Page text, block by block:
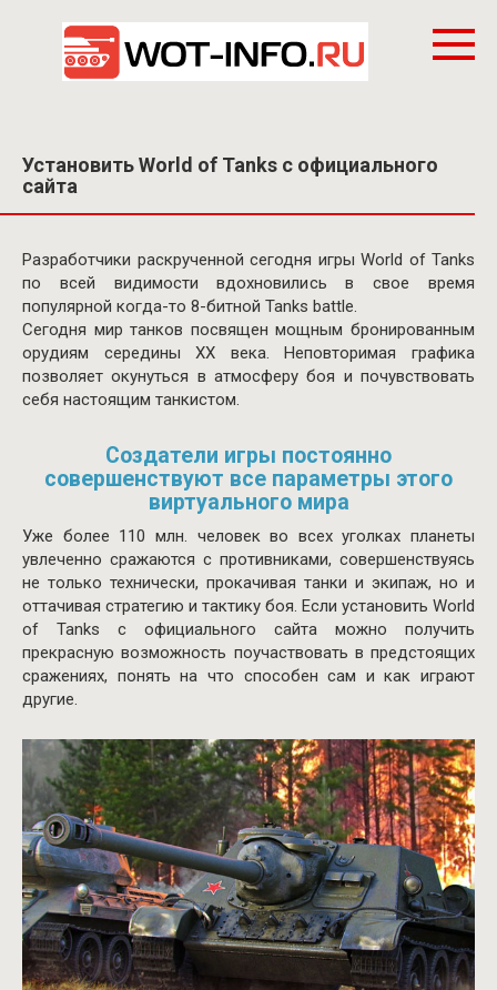
контенту
Установить World of Tanks с официального
сайта
Разработчики раскрученной сегодня игры World of Tanks
по всей видимости вдохновились в свое время
популярной когда-то 8-битной Tanks battle.
Сегодня мир танков посвящен мощным бронированным
орудиям середины XX века. Неповторимая графика
позволяет окунуться в атмосферу боя и почувствовать
себя настоящим танкистом.
Создатели игры постоянно
совершенствуют все параметры этого
виртуального мира
Уже более 110 млн. человек во всех уголках планеты
увлеченно сражаются с противниками, совершенствуясь
не только технически, прокачивая танки и экипаж, но и
оттачивая стратегию и тактику боя. Если установить World
of Tanks с официального сайта можно получить
прекрасную возможность поучаствовать в предстоящих
сражениях, понять на что способен сам и как играют
другие.